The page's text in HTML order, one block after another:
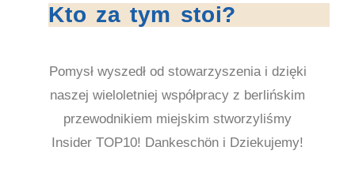
Kto za tym stoi?
Pomysł wyszedł od stowarzyszenia i dzięki
naszej wieloletniej współpracy z berlińskim
przewodnikiem miejskim stworzyliśmy
Insider TOP10! Dankeschön i Dziekujemy!